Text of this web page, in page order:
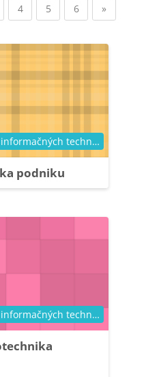
3
4Strana 4
5Strana 5
6Strana 6
»
podniku
Katedra techniky a informačných technológií
Katedra techniky a informačných technológií